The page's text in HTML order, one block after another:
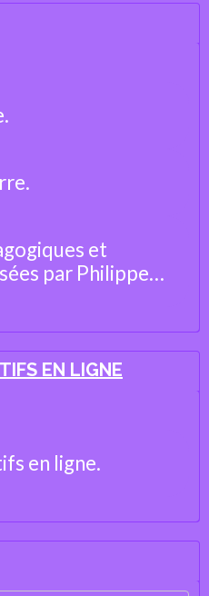
et
par Philippe
EN LIGNE
en ligne.